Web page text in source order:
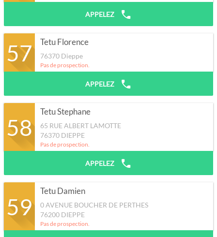
APPELEZ
57 Tetu Florence
76370 Dieppe
Pas de prospection.
APPELEZ
58
Tetu Stephane
65 RUE ALBERT LAMOTTE
76370 DIEPPE
Pas de prospection.
APPELEZ
59
Tetu Damien
0 AVENUE BOUCHER DE PERTHES
76200 DIEPPE
Pas de prospection.